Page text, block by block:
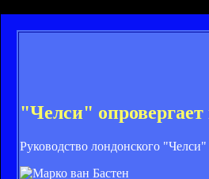
"Челси" опровергает
Руководство лондонского